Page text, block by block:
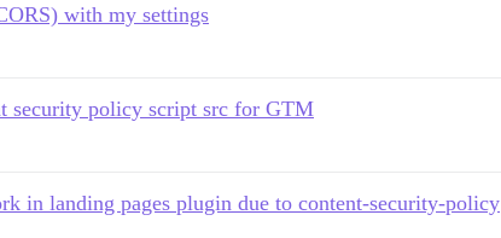
with my settings
security policy script src for GTM
in landing pages plugin due to content-security-policy